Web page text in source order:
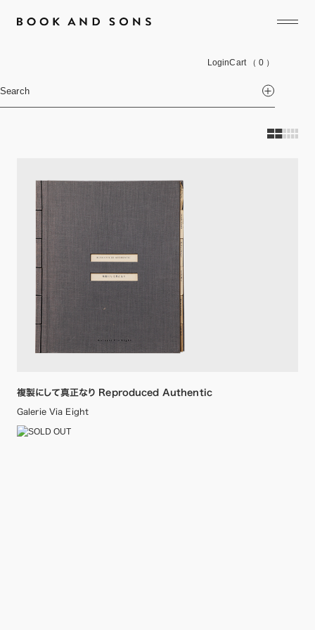
LoginCart （ 0 ）
Search
複製にして真正なり Reproduced Authentic
Galerie Via Eight